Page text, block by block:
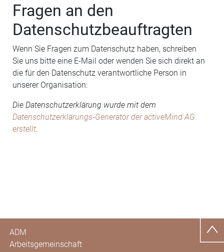
Fragen an den
Datenschutzbeauftragten
Wenn Sie Fragen zum Datenschutz haben, schreiben
Sie uns bitte eine E-Mail oder wenden Sie sich direkt an
die für den Datenschutz verantwortliche Person in
unserer Organisation:
Die Datenschutzerklärung wurde mit dem
Datenschutzerklärungs-Generator der activeMind AG
erstellt.
ADM
Arbeitsgemeinschaft